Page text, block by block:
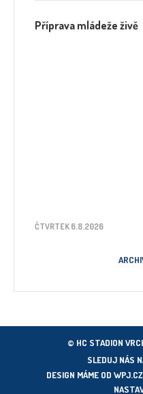
Příprava mládeže živě
ČTVRTEK 6.8.2026
© HC STADION
SLEDUJ NÁS
DESIGN MÁME OD WPJ.CZ